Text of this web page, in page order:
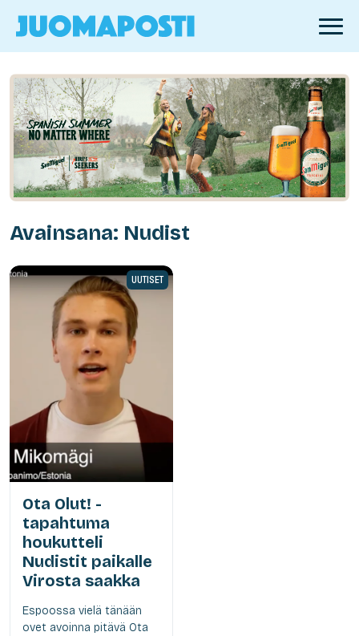
Avainsana: Nudist
UUTISET
Ota Olut! -
tapahtuma
houkutteli
Nudistit paikalle
Virosta saakka
Espoossa vielä tänään
ovet avoinna pitävä Ota